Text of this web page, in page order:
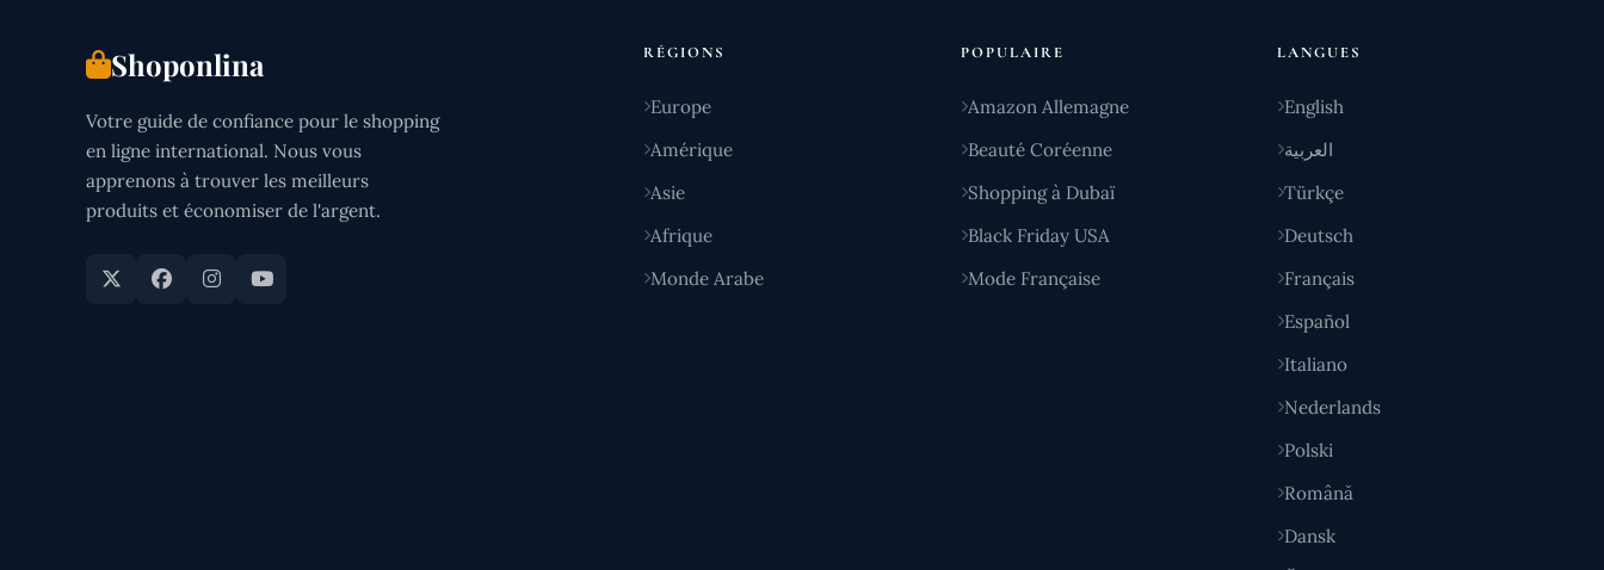
Shoponlina
Votre guide de confiance pour le shopping
en ligne international. Nous vous
apprenons à trouver les meilleurs
produits et économiser de l'argent.
RÉGIONS
Europe
Amérique
Asie
Afrique
Monde Arabe
POPULAIRE
Amazon Allemagne
Beauté Coréenne
Shopping à Dubaï
Black Friday USA
Mode Française
LANGUES
English
العربية
Türkçe
Deutsch
Français
Español
Italiano
Nederlands
Polski
Română
Dansk